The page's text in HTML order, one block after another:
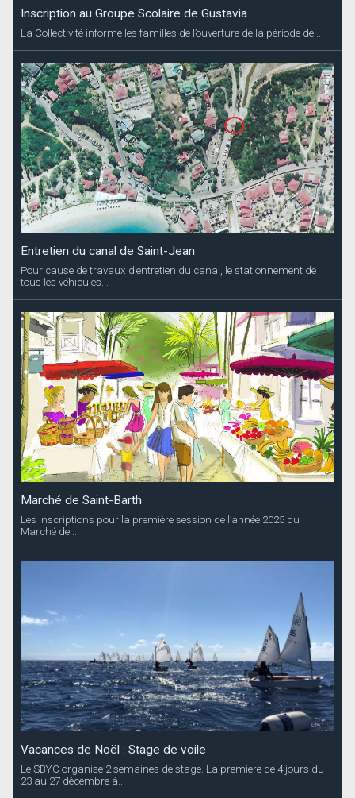
Inscription au Groupe Scolaire de Gustavia
La Collectivité informe les familles de l’ouverture de la période de...
Entretien du canal de Saint-Jean
Pour cause de travaux d’entretien du canal, le stationnement de
tous les véhicules...
Marché de Saint-Barth
Les inscriptions pour la première session de l’année 2025 du
Marché de...
Vacances de Noël : Stage de voile
Le SBYC organise 2 semaines de stage. La premiere de 4 jours du
23 au 27 décembre à...